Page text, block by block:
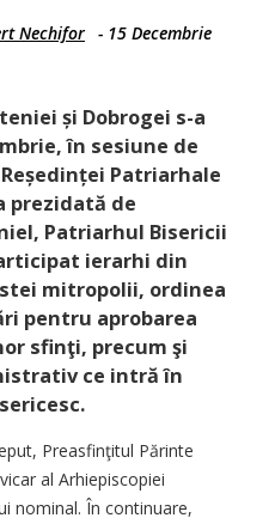
Nechifor - 15 Decembrie
și Dobrogei s-a
în sesiune de
Patriarhale
prezidată de
Patriarhul Bisericii
ierarhi din
mitropolii, ordinea
pentru aprobarea
sfinţi, precum şi
ce intră în
Preasfinţitul Părinte
al Arhi­episcopiei
nominal. În continuare,